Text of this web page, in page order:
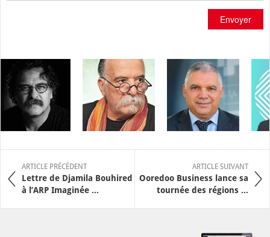
Envoyer
ARTICLE PRÉCÉDENT
Lettre de Djamila Bouhired
à l’ARP Imaginée ...
ARTICLE SUIVANT
Ooredoo Business lance sa
tournée des régions ...